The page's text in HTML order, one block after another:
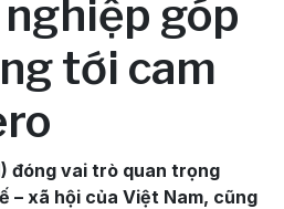
góp
tới cam
đóng vai trò quan trọng
– xã hội của Việt Nam, cũng